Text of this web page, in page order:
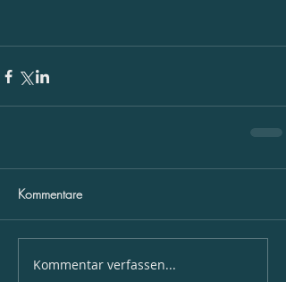
Kommentare
Kommentar verfassen...